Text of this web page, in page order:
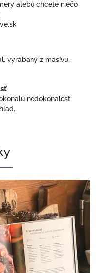
alebo chcete niečo
vyrábaný z masívu.
nedokonalosť